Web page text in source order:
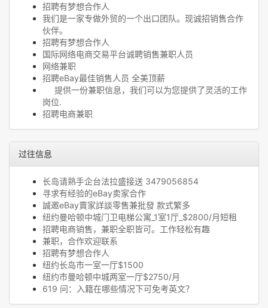
招聘有梦想合作人
我们是一家专做外贸的一个出口团队。现诚招销售合作
伙伴。
招聘有梦想合作人
国际网络电商交易平台诚聘销售兼职人员
网络兼职
招聘eBay最佳销售人员 全美顶薪
提供一份兼职信息，我们可以为您提供了灵活的工作
岗位.
招聘电商兼职
过往信息
长岛请熟手企台法拉盛接送 3479056854
寻求有经验的eBay卖家合作
誠邀eBay賣家詳談零售兼批發 款式繁多
纽约曼哈顿中城门卫电梯公寓_1室1厅_$2800/月短租
招聘电商销售，兼职全职皆可。工作轻松有趣
兼职，合作欢迎联系
招聘有梦想合作人
纽约长岛市一室一厅$1500
纽约市曼哈顿中城两室一厅$2750/月
619 问：入籍在哪些情况下可免考英文？